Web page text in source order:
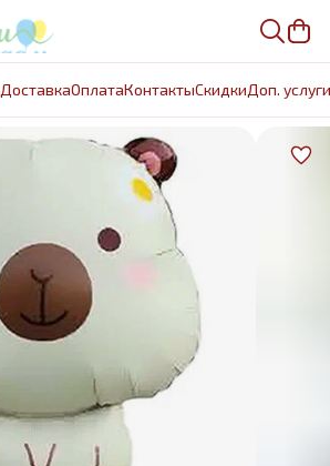
ДоставкаОплатаКонтактыCкидкиДоп. услуги